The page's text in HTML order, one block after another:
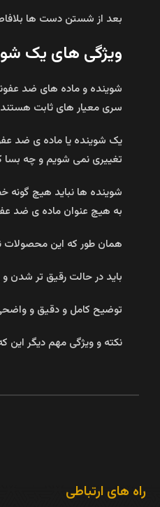
بعد از شستن دست ها
ویژگی های یک
شوینده و ماده های ضد
سری معیار های ثابت هستند
یک شوینده یا ماده ی ضد
تغییری نمی شویم و چه بسا
شوینده ها نباید هیچ گونه
به هیچ عنوان ماده ی ضد
همان طور که این محصولات
باید در حالت رقیق تر شدن و
توضیح کامل و دقیق و
نکته و ویژگی مهم دیگر
راه های ارتباطی